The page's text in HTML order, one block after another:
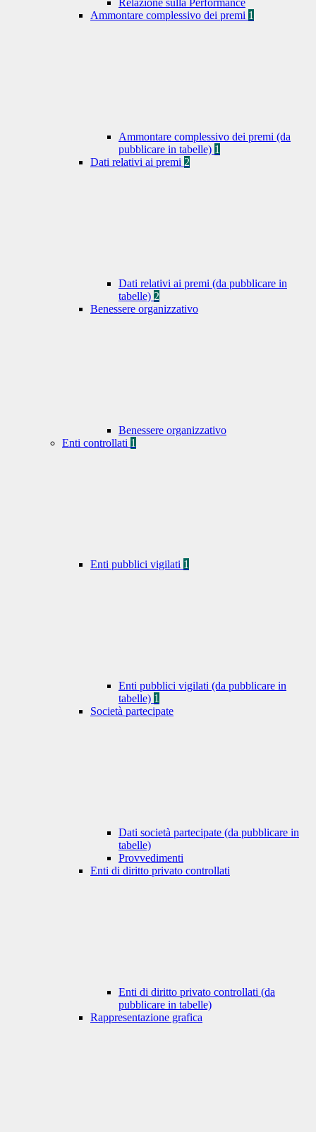
Relazione sulla Performance
Ammontare complessivo dei premi 1
Ammontare complessivo dei premi (da
pubblicare in tabelle) 1
Dati relativi ai premi 2
Dati relativi ai premi (da pubblicare in
tabelle) 2
Benessere organizzativo
Benessere organizzativo
Enti controllati 1
Enti pubblici vigilati 1
Enti pubblici vigilati (da pubblicare in
tabelle) 1
Società partecipate
Dati società partecipate (da pubblicare in
tabelle)
Provvedimenti
Enti di diritto privato controllati
Enti di diritto privato controllati (da
pubblicare in tabelle)
Rappresentazione grafica